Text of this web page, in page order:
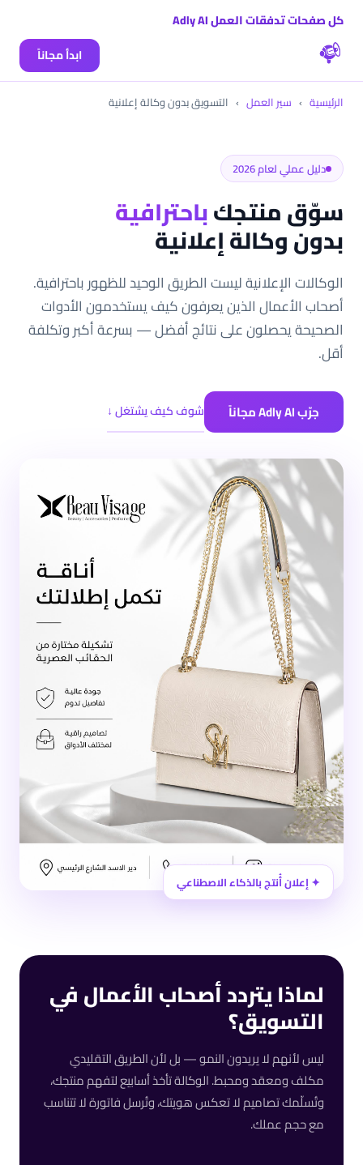
كل صفحات تدفقات العمل Adly AI
ابدأ مجاناً
الرئيسية › سير العمل › التسويق بدون وكالة إعلانية
دليل عملي لعام 2026
سوّق منتجكباحترافية
بدون وكالة إعلانية
الوكالات الإعلانية ليست الطريق الوحيد للظهور باحترافية.
أصحاب الأعمال الذين يعرفون كيف يستخدمون الأدوات
الصحيحة يحصلون على نتائج أفضل — بسرعة أكبر وتكلفة
أقل.
جرّب Adly AI مجاناً شوف كيف يشتغل ↓
✦ إعلان أُنتج بالذكاء الاصطناعي
لماذا يتردد أصحاب الأعمال في
التسويق؟
ليس لأنهم لا يريدون النمو — بل لأن الطريق التقليدي
مكلف ومعقد ومحبط. الوكالة تأخذ أسابيع لتفهم منتجك،
وتُسلّمك تصاميم لا تعكس هويتك، وتُرسل فاتورة لا تتناسب
مع حجم عملك.